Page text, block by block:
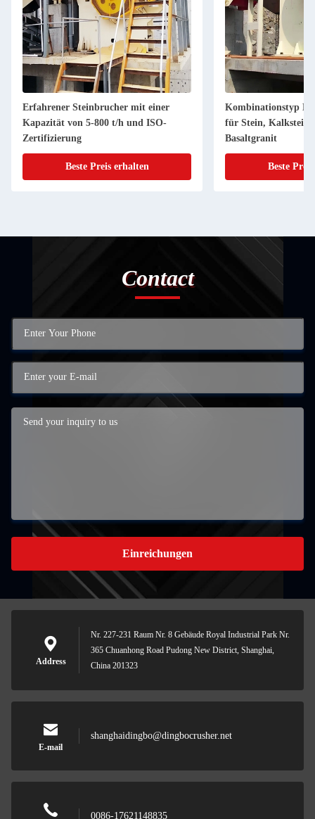
Erfahrener Steinbrucher mit einer
Kapazität von 5-800 t/h und ISO-
Zertifizierung
Beste Preis erhalten
Kombinationstyp
für Stein, Kalkstein,
Basaltgranit
Beste
Contact
Einreichungen
Address
Nr. 227-231 Raum Nr. 8 Gebäude Royal Industrial Park Nr.
365 Chuanhong Road Pudong New District, Shanghai,
China 201323
E-mail
shanghaidingbo@dingbocrusher.net
0086-17621148835